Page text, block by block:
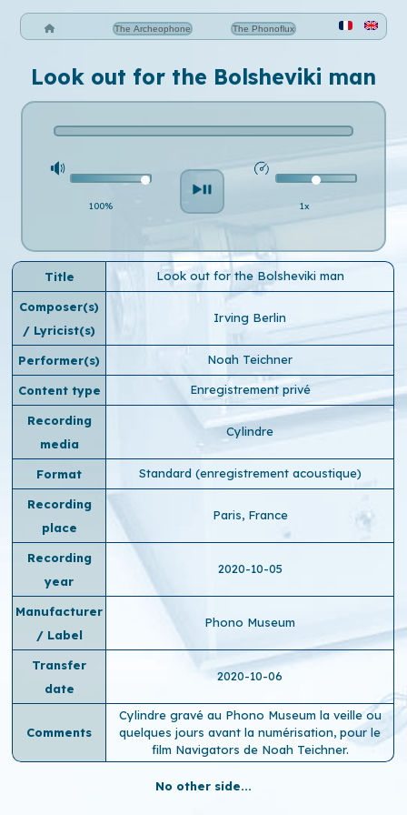
The Archeophone The Phonoflux
Look out for the Bolsheviki man
100% 1x
Title Look out for the Bolsheviki man
Composer(s)
/ Lyricist(s)
Irving Berlin
Performer(s) Noah Teichner
Content type Enregistrement privé
Recording
media
Cylindre
Format Standard (enregistrement acoustique)
Recording
place
Paris, France
Recording
year
2020-10-05
Manufacturer
/ Label
Phono Museum
Transfer
date
2020-10-06
Comments
Cylindre gravé au Phono Museum la veille ou
quelques jours avant la numérisation, pour le
film Navigators de Noah Teichner.
No other side...